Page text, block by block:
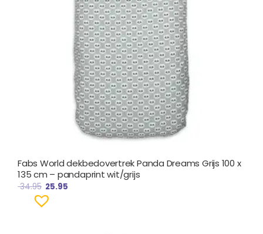
Fabs World dekbedovertrek Panda Dreams Grijs 100 x
135 cm – pandaprint wit/grijs
34.95 25.95